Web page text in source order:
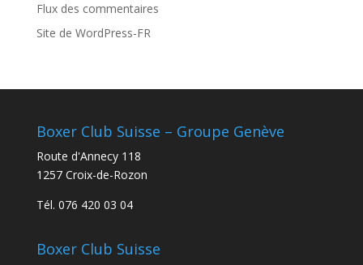
Flux des commentaires
Site de WordPress-FR
Boxer Club Suisse – Groupe Genève
Route d'Annecy 118
1257 Croix-de-Rozon
Tél. 076 420 03 04
Boxer Club Suisse